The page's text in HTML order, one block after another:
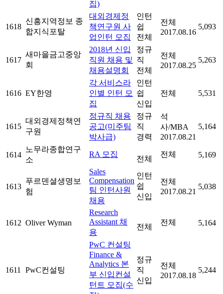
집)
1618
신흥지역정보 종
합지식포탈
대외경제정
책연구원 사
업인턴 모집
인턴
쉽
전체
전체
2017.08.16
5,093
1617
새마을금고중앙
회
2018년 신입
직원 채용 및
채용설명회
정규
직
전체
전체
2017.08.25
5,263
1616 EY한영
각 서비스라
인별 인턴 모
집
인턴
쉽
신입
전체 5,531
1615
대외경제정책연
구원
정규직 채용
공고(미주팀
박사급)
정규
직
경력
석
사/MBA
2017.08.21
5,164
1614
노무라종합연구
소
RA 모집
전체
전체 5,169
1613
푸르덴셜생명보
험
Sales
Compensation
팀 인턴사원
채용
인턴
쉽
신입
전체
2017.08.21
5,038
1612 Oliver Wyman
Research
Assistant 채
용
전체
전체 5,164
1611 PwC컨설팅
PwC 컨설팅
Finance &
Analytics 본
부 신입컨설
턴트 모집(수
정규
직
신입
전체
2017.08.18
5,244